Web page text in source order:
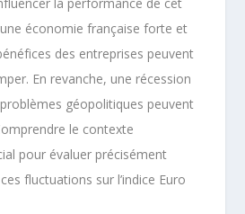
économie française forte et
des entreprises peuvent
En revanche, une récession
géopolitiques peuvent
le contexte
pour évaluer précisément
fluctuations sur l’indice Euro